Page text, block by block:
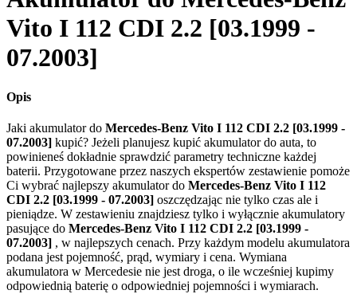
Vito I 112 CDI 2.2 [03.1999 -
07.2003]
Opis
Jaki akumulator do Mercedes-Benz Vito I 112 CDI 2.2 [03.1999 -
07.2003] kupić? Jeżeli planujesz kupić akumulator do auta, to
powinieneś dokładnie sprawdzić parametry techniczne każdej
baterii. Przygotowane przez naszych ekspertów zestawienie pomoże
Ci wybrać najlepszy akumulator do Mercedes-Benz Vito I 112
CDI 2.2 [03.1999 - 07.2003] oszczędzając nie tylko czas ale i
pieniądze. W zestawieniu znajdziesz tylko i wyłącznie akumulatory
pasujące do Mercedes-Benz Vito I 112 CDI 2.2 [03.1999 -
07.2003] , w najlepszych cenach. Przy każdym modelu akumulatora
podana jest pojemność, prąd, wymiary i cena. Wymiana
akumulatora w Mercedesie nie jest droga, o ile wcześniej kupimy
odpowiednią baterię o odpowiedniej pojemności i wymiarach.